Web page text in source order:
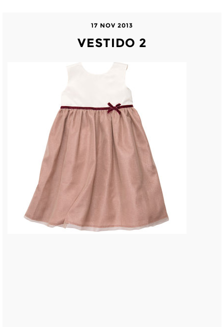
17 NOV 2013
VESTIDO 2